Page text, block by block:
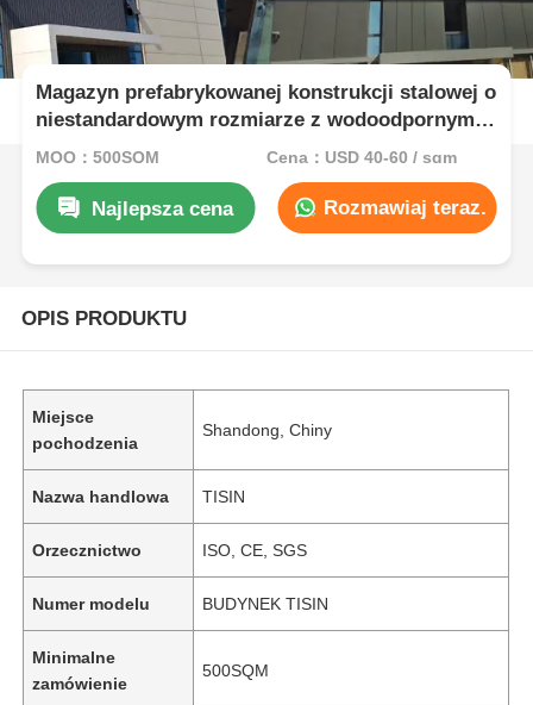
Magazyn prefabrykowanej konstrukcji stalowej o
niestandardowym rozmiarze z wodoodpornymi
akcesoriami dachowymi
MOQ：500SQM Cena：USD 40-60 / sqm
Najlepsza cena Rozmawiaj teraz.
OPIS PRODUKTU
Miejsce
pochodzenia
Shandong, Chiny
Nazwa handlowa TISIN
Orzecznictwo ISO, CE, SGS
Numer modelu BUDYNEK TISIN
Minimalne
zamówienie
500SQM